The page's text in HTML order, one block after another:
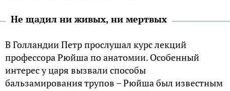
Не щадил ни живых, ни мертвых
В Голландии Петр прослушал курс лекций
профессора Рюйша по анатомии. Особенный
интерес у царя вызвали способы
бальзамирования трупов – Рюйша был известным